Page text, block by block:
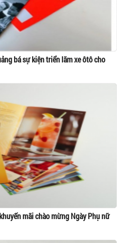
bá sự kiện triển lãm xe ôtô cho
mãi chào mừng Ngày Phụ nữ